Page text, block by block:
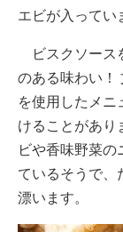
エビが入ってい
ビスクソース
のある味わい！
を使用したメニ
けることがあり
ビや香味野菜の
ているそうで、
漂います。